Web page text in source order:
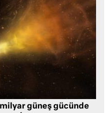
güneş gücünde